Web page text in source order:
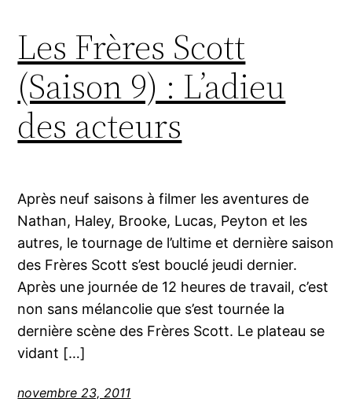
Les Frères Scott
(Saison 9) : L’adieu
des acteurs
Après neuf saisons à filmer les aventures de
Nathan, Haley, Brooke, Lucas, Peyton et les
autres, le tournage de l’ultime et dernière saison
des Frères Scott s’est bouclé jeudi dernier.
Après une journée de 12 heures de travail, c’est
non sans mélancolie que s’est tournée la
dernière scène des Frères Scott. Le plateau se
vidant […]
novembre 23, 2011